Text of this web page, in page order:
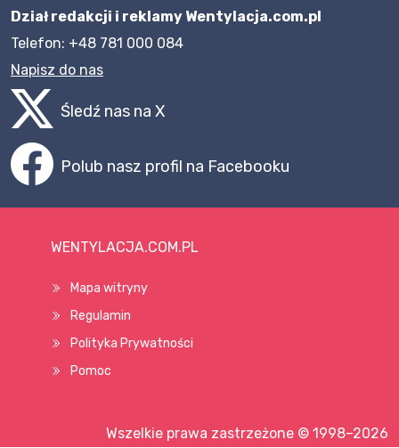
Dział redakcji i reklamy Wentylacja.com.pl
Telefon: +48 781 000 084
Napisz do nas
Śledź nas na X
Polub nasz profil na Facebooku
WENTYLACJA.COM.PL
Mapa witryny
Regulamin
Polityka Prywatności
Pomoc
Wszelkie prawa zastrzeżone © 1998–2026